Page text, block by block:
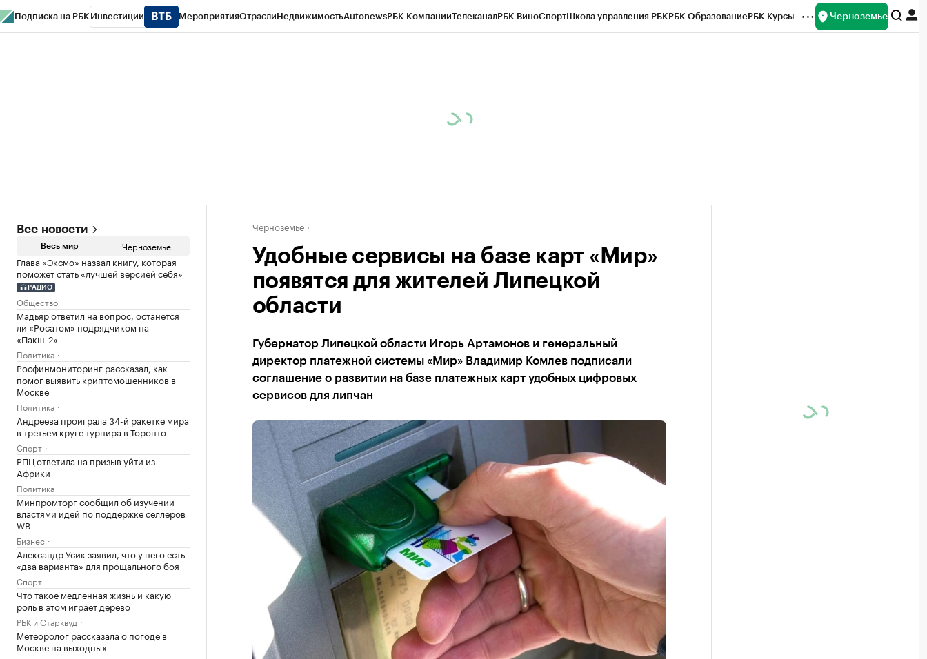
Подписка на РБК Инвестиции МероприятияОтраслиНедвижимостьAutonewsРБК КомпанииТелеканалРБК ВиноСпортШкола управления РБКРБК ОбразованиеРБК Курсы Черноземье
Все новости
Весь мир Черноземье
Глава «Эксмо» назвал книгу, которая
поможет стать «лучшей версией себя»
РАДИО
Общество
Мадьяр ответил на вопрос, останется
ли «Росатом» подрядчиком на
«Пакш-2»
Политика
Росфинмониторинг рассказал, как
помог выявить криптомошенников в
Москве
Политика
Андреева проиграла 34-й ракетке мира
в третьем круге турнира в Торонто
Спорт
РПЦ ответила на призыв уйти из
Африки
Политика
Минпромторг сообщил об изучении
властями идей по поддержке селлеров
WB
Бизнес
Александр Усик заявил, что у него есть
«два варианта» для прощального боя
Спорт
Что такое медленная жизнь и какую
роль в этом играет дерево
РБК и Старквуд
Метеоролог рассказала о погоде в
Москве на выходных
Черноземье
Удобные сервисы на базе карт «Мир»
появятся для жителей Липецкой
области
Губернатор Липецкой области Игорь Артамонов и генеральный
директор платежной системы «Мир» Владимир Комлев подписали
соглашение о развитии на базе платежных карт удобных цифровых
сервисов для липчан